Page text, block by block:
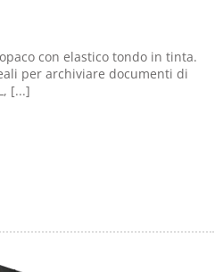
con elastico tondo in tinta.
per archiviare documenti di
[...]